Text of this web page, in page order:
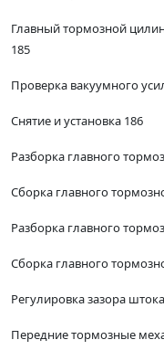
Главный тормозной
185
Проверка вакуумного
Снятие и установка 186
Разборка главного
Сборка главного
Разборка главного
Сборка главного
Регулировка зазора
Передние тормозные